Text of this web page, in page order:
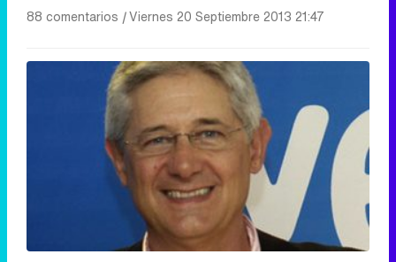
88 comentarios |Viernes 20 Septiembre 2013 21:47